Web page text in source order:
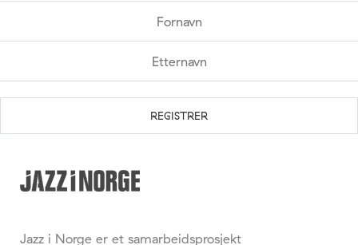
Jazz i Norge er et samarbeidsprosjekt